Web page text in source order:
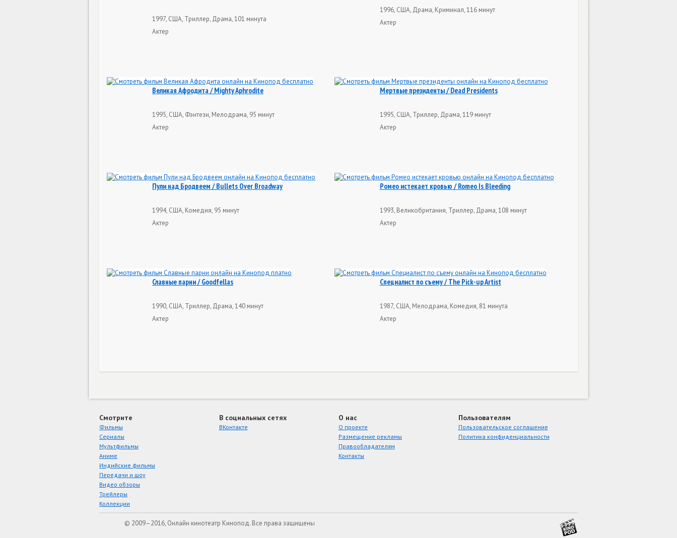
1997, США, Триллер, Драма, 101 минута
Актер
1996, США, Драма, Криминал, 116 минут
Актер
Великая Афродита / Mighty Aphrodite
1995, США, Фэнтези, Мелодрама, 95 минут
Актер
Мертвые президенты / Dead Presidents
1995, США, Триллер, Драма, 119 минут
Актер
Пули над Бродвеем / Bullets Over Broadway
1994, США, Комедия, 95 минут
Актер
Ромео истекает кровью / Romeo Is Bleeding
1993, Великобритания, Триллер, Драма, 108 минут
Актер
Славные парни / Goodfellas
1990, США, Триллер, Драма, 140 минут
Актер
Специалист по съему / The Pick-up Artist
1987, США, Мелодрама, Комедия, 81 минута
Актер
Смотрите
Фильмы
Сериалы
Мультфильмы
Аниме
Индийские фильмы
Передачи и шоу
Видео обзоры
Трейлеры
Коллекции
В социальных сетях
ВКонтакте
О нас
О проекте
Размещение рекламы
Правообладателям
Контакты
Пользователям
Пользовательское соглашение
Политика конфиденциальности
© 2009–2016, Онлайн кинотеатр Кинопод. Все права защищены